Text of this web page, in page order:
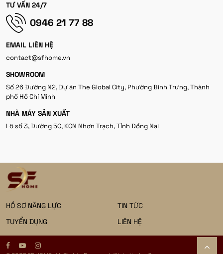
TƯ VẤN 24/7
0946 21 77 88
EMAIL LIÊN HỆ
contact@sfhome.vn
SHOWROOM
Số 26 Đường N2, Dự án The Global City, Phường Bình Trưng, Thành
phố Hồ Chí Minh
NHÀ MÁY SẢN XUẤT
Lô số 3, Đường 5C, KCN Nhơn Trạch, Tỉnh Đồng Nai
HỒ SƠ NĂNG LỰC
TIN TỨC
TUYỂN DỤNG
LIÊN HỆ